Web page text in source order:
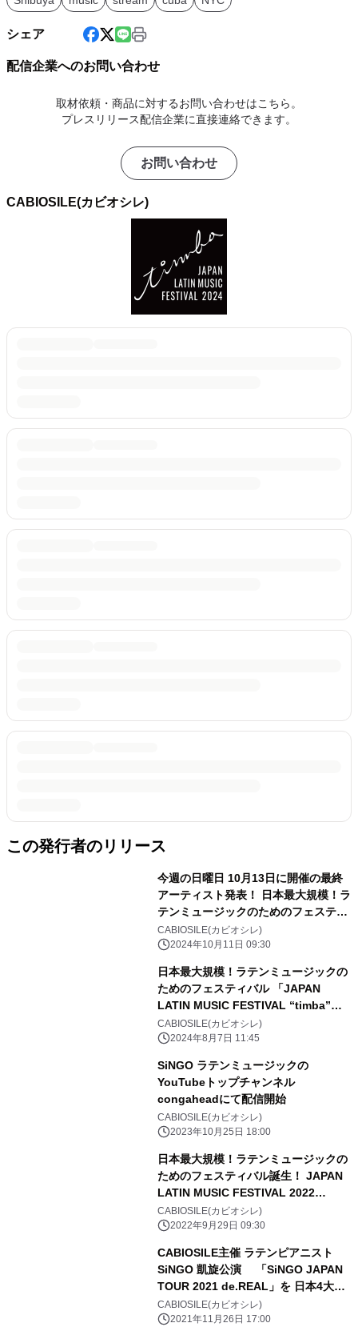
シェア
配信企業へのお問い合わせ
取材依頼・商品に対するお問い合わせはこちら。
プレスリリース配信企業に直接連絡できます。
お問い合わせ
CABIOSILE(カビオシレ)
この発行者のリリース
今週の日曜日 10月13日に開催の最終
アーティスト発表！ 日本最大規模！ラ
テンミュージックのためのフェスティ
バル 「JAPAN LATIN MUSIC
FESTIVAL “timba” 2024」
CABIOSILE(カビオシレ)
2024年10月11日 09:30
日本最大規模！ラテンミュージックの
ためのフェスティバル 「JAPAN
LATIN MUSIC FESTIVAL “timba”
2024」 渋谷ストリームホールにて
10月13日開催決定！
CABIOSILE(カビオシレ)
2024年8月7日 11:45
SiNGO ラテンミュージックの
YouTubeトップチャンネル
congaheadにて配信開始
CABIOSILE(カビオシレ)
2023年10月25日 18:00
日本最大規模！ラテンミュージックの
ためのフェスティバル誕生！ JAPAN
LATIN MUSIC FESTIVAL 2022
“timba” 2022/10/23渋谷ストリーム
ホールにて開催！
CABIOSILE(カビオシレ)
2022年9月29日 09:30
CABIOSILE主催 ラテンピアニスト
SiNGO 凱旋公演 「SiNGO JAPAN
TOUR 2021 de.REAL」を 日本4大都
市にて開催 11/27に福岡公演を実
施！
CABIOSILE(カビオシレ)
2021年11月26日 17:00